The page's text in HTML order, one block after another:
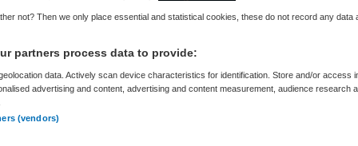
Skipr Redactie 1 maart 2010,11:15 27 keer gelezen
not? Then we only place essential and statistical cookies, these do not record any data
partners process data to provide:
data. Actively scan device characteristics for identification. Store and/or access
advertising and content, advertising and content measurement, audience research
(vendors)